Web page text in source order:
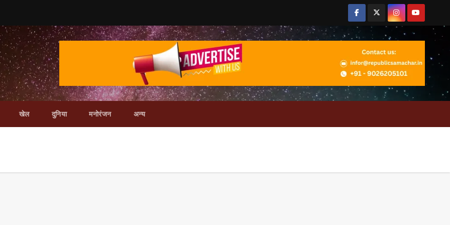
खेल दुनिया मनोरंजन अन्य